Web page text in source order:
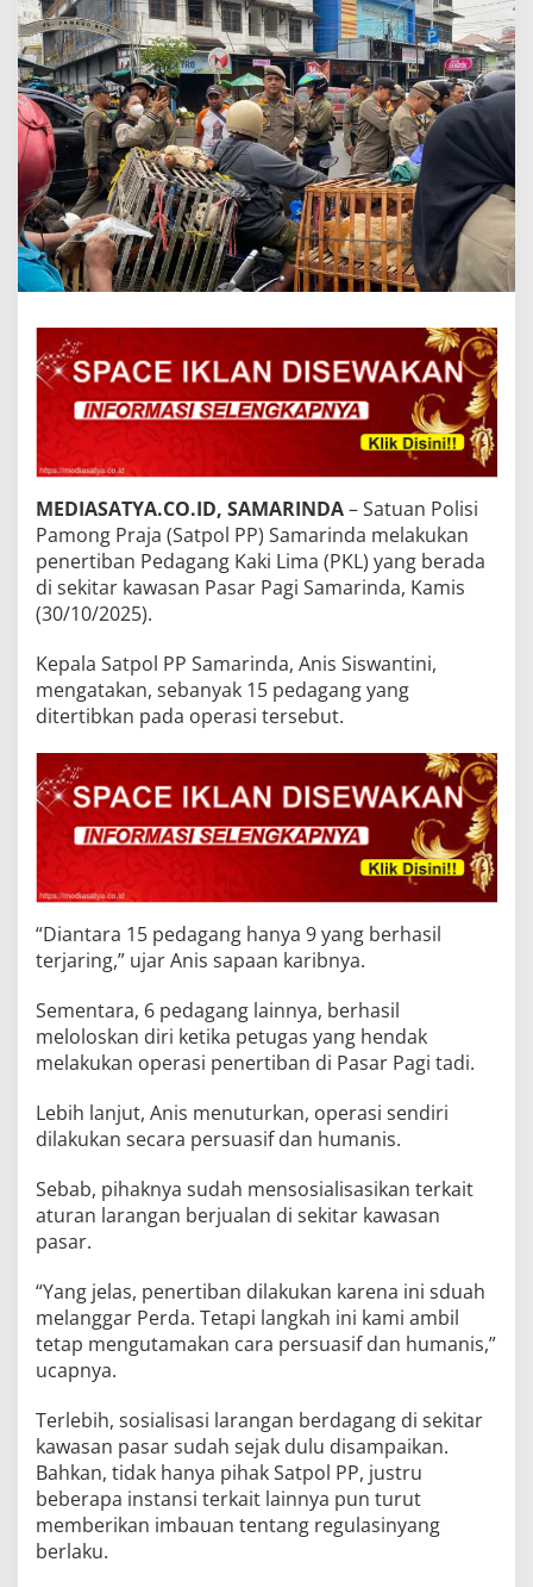
MEDIASATYA.CO.ID, SAMARINDA– Satuan Polisi
Pamong Praja (Satpol PP) Samarinda melakukan
penertiban Pedagang Kaki Lima (PKL) yang berada
di sekitar kawasan Pasar Pagi Samarinda, Kamis
(30/10/2025).
Kepala Satpol PP Samarinda, Anis Siswantini,
mengatakan, sebanyak 15 pedagang yang
ditertibkan pada operasi tersebut.
“Diantara 15 pedagang hanya 9 yang berhasil
terjaring,” ujar Anis sapaan karibnya.
Sementara, 6 pedagang lainnya, berhasil
meloloskan diri ketika petugas yang hendak
melakukan operasi penertiban di Pasar Pagi tadi.
Lebih lanjut, Anis menuturkan, operasi sendiri
dilakukan secara persuasif dan humanis.
Sebab, pihaknya sudah mensosialisasikan terkait
aturan larangan berjualan di sekitar kawasan
pasar.
“Yang jelas, penertiban dilakukan karena ini sduah
melanggar Perda. Tetapi langkah ini kami ambil
tetap mengutamakan cara persuasif dan humanis,”
ucapnya.
Terlebih, sosialisasi larangan berdagang di sekitar
kawasan pasar sudah sejak dulu disampaikan.
Bahkan, tidak hanya pihak Satpol PP, justru
beberapa instansi terkait lainnya pun turut
memberikan imbauan tentang regulasinyang
berlaku.